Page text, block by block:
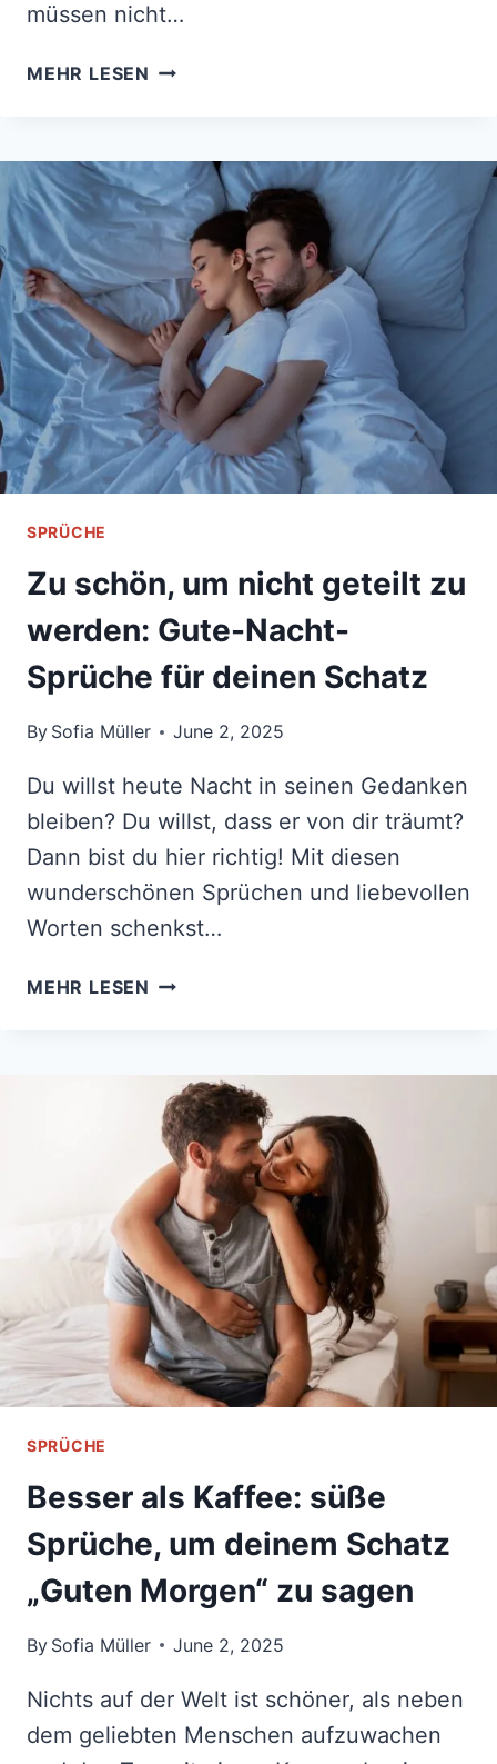
müssen nicht…
MEHR LESEN GUTEN-
EIGEN: I
CH D
ENK A
ICH
SPRÜCHE
Zu schön, um nicht geteilt zu
werden: Gute-Nacht-
Sprüche für deinen Schatz
By Sofia Müller June 2, 2025
Du willst heute Nacht in seinen Gedanken
bleiben? Du willst, dass er von dir träumt?
Dann bist du hier richtig! Mit diesen
wunderschönen Sprüchen und liebevollen
Worten schenkst…
MEHR LESEN ZU
GETEILT
ZU
WERDEN:
GUTE-
NACHT-
SPRÜCHE
FÜR
DEINEN
SCHATZ
SPRÜCHE
Besser als Kaffee: süße
Sprüche, um deinem Schatz
„Guten Morgen“ zu sagen
By Sofia Müller June 2, 2025
Nichts auf der Welt ist schöner, als neben
dem geliebten Menschen aufzuwachen